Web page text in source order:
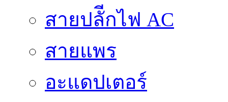
สายปลัีกไฟ AC
สายแพร
อะแดปเตอร์